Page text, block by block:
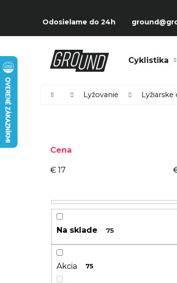
Odosielame do 24h
Cyklistika
DomovLyžovanie
Cena
€ 17
Na sklade 75
Akcia 75
š
í
k
Späť
do
obchodu
Späť
do
obchodu
Čo potrebujete nájsť?